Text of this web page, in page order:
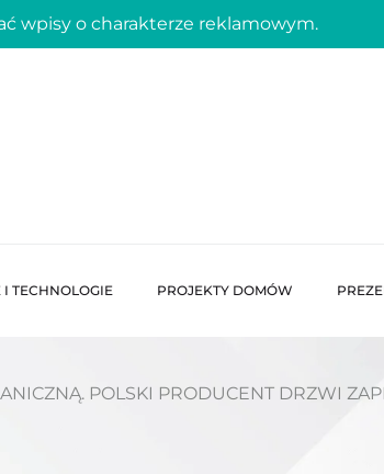
wpisy o charakterze reklamowym.
I TECHNOLOGIE PROJEKTY DOMÓW
POLSKI PRODUCENT DRZWI